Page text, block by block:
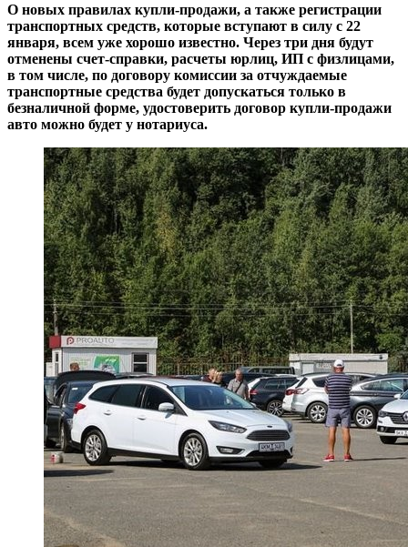
О новых правилах купли-продажи, а также регистрации
транспортных средств, которые вступают в силу с 22
января, всем уже хорошо известно. Через три дня будут
отменены счет-справки, расчеты юрлиц, ИП с физлицами,
в том числе, по договору комиссии за отчуждаемые
транспортные средства будет допускаться только в
безналичной форме, удостоверить договор купли-продажи
авто можно будет у нотариуса.